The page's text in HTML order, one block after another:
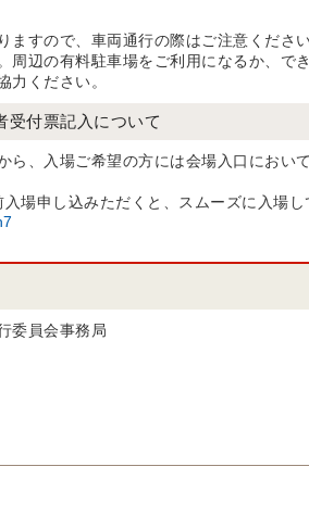
すので、車両通行の際はご注意ください
辺の有料駐車場をご利用になるか、で
ください。
受付票記入について
ら、入場ご希望の方には会場入口におい
場申し込みただくと、スムーズに入場し
委員会事務局